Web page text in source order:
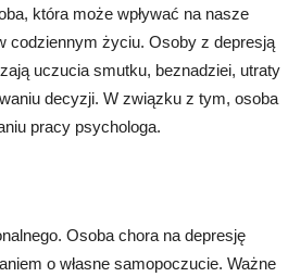
która może wpływać na nasze
codziennym życiu. Osoby z depresją
uczucia smutku, beznadziei, utraty
decyzji. W związku z tym, osoba
pracy psychologa.
Osoba chora na depresję
o własne samopoczucie. Ważne